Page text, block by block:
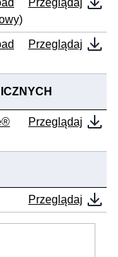
Przeglądaj
Przeglądaj
Przeglądaj